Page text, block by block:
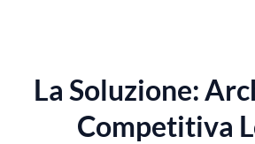
La Soluzione:
Competitiva